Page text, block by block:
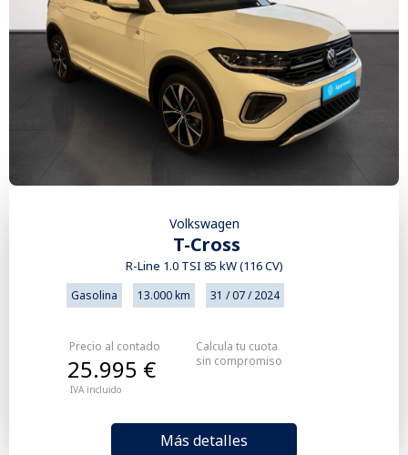
Volkswagen
T-Cross
R-Line 1.0 TSI 85 kW (116 CV)
Gasolina 13.000 km 31 / 07 / 2024
Precio al contado
IVA incluido
25.995 €
Más detalles
Calcula tu cuota
sin compromiso